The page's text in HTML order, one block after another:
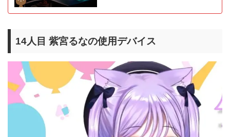
14人目 紫宮るなの使用デバイス